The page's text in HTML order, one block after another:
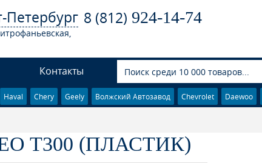
Петербург 8 (812) 924-14-74
Контакты
Haval Chery Geely Волжский Автозавод Chevrolet Daewoo
T300 (ПЛАСТИК)